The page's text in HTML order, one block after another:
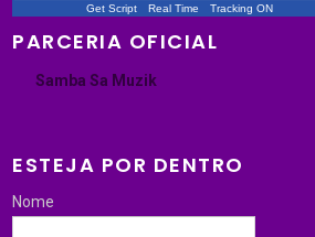
Get Script Real Time Tracking ON
PARCERIA OFICIAL
Samba Sa Muzik
ESTEJA POR DENTRO
Nome